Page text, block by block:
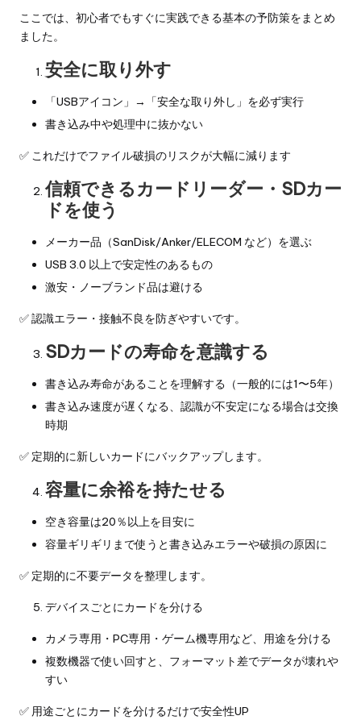
ここでは、初心者でもすぐに実践できる基本の予防策をまとめ
ました。
安全に取り外す
「USBアイコン」→「安全な取り外し」を必ず実行
書き込み中や処理中に抜かない
✅ これだけでファイル破損のリスクが大幅に減ります
信頼できるカードリーダー・SDカー
ドを使う
メーカー品（SanDisk/Anker/ELECOM など）を選ぶ
USB 3.0 以上で安定性のあるもの
激安・ノーブランド品は避ける
✅ 認識エラー・接触不良を防ぎやすいです。
SDカードの寿命を意識する
書き込み寿命があることを理解する（一般的には1〜5年）
書き込み速度が遅くなる、認識が不安定になる場合は交換
時期
✅ 定期的に新しいカードにバックアップします。
容量に余裕を持たせる
空き容量は20％以上を目安に
容量ギリギリまで使うと書き込みエラーや破損の原因に
✅ 定期的に不要データを整理します。
デバイスごとにカードを分ける
カメラ専用・PC専用・ゲーム機専用など、用途を分ける
複数機器で使い回すと、フォーマット差でデータが壊れや
すい
✅ 用途ごとにカードを分けるだけで安全性UP